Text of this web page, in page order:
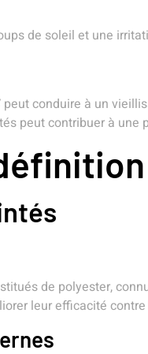
de soleil et une
conduire à un
peut contribuer à une
de polyester,
leur efficacité contre